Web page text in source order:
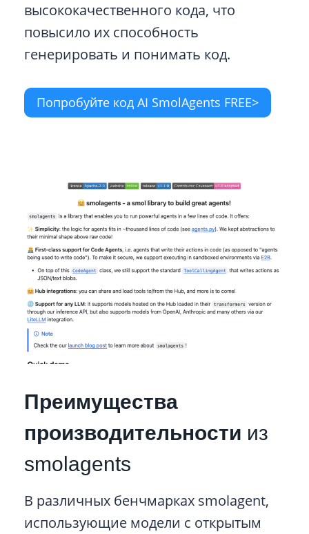
высококачественного кода, что
повысило их способность
генерировать и понимать код.
Попробуйте код AI SmolAgents FREE>
Преимущества
производительности из
smolagents
В различных бенчмарках smolagent,
использующие модели с открытым